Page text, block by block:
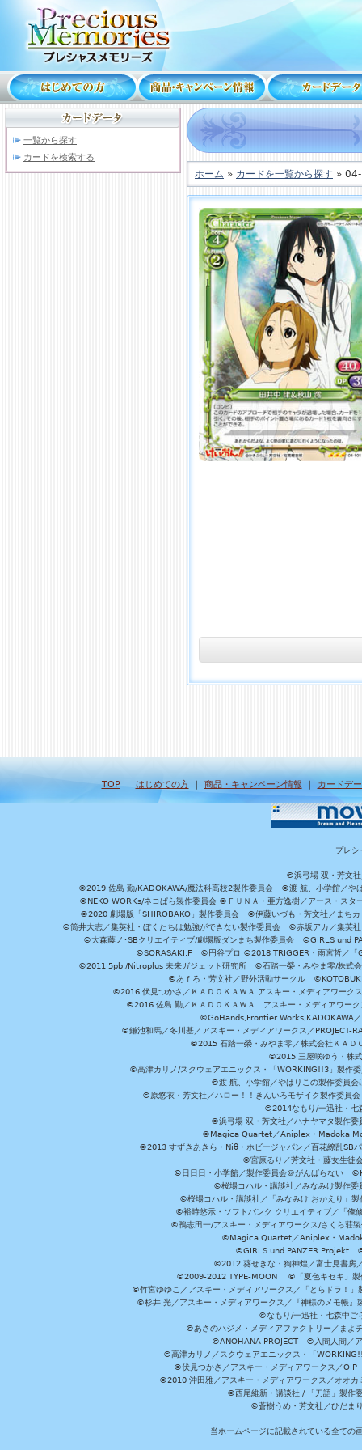
一覧から探す
カードを検索する
ホーム » カードを一覧から探す »
TOP｜ はじめての方｜ 商品・キャンペーン情報 ｜ カードデ
プレシ
©浜弓場 双・芳文社
©2019 佐島 勤/KADOKAWA/魔法科高校2製作委員会 ©渡 航、小学館／や
©NEKO WORKs/ネコぱら製作委員会 ©ＦＵＮＡ・亜方逸樹／アース・ス
©2020 劇場版「SHIROBAKO」製作委員会 ©伊藤いづも・芳文社／まち
©筒井大志／集英社・ぼくたちは勉強ができない製作委員会 ©赤坂アカ／集英
©大森藤ノ･SBクリエイティブ/劇場版ダンまち製作委員会 ©GIRLS und
©SORASAKI.F ©円谷プロ ©2018 TRIGGER・雨宮哲／
©2011 5pb./Nitroplus 未来ガジェット研究所 ©石踏一榮・みやま零/株式
©あｆろ・芳文社／野外活動サークル
©2016 伏見つかさ／ＫＡＤＯＫＡＷＡ アスキー・メディアワー
©2016 佐島 勤／ＫＡＤＯＫＡＷＡ アスキー・メディアワ
©GoHands,Frontier Works,KADOKAWA
©鎌池和馬／冬川基／アスキー・メディアワークス／
©2015 石踏一榮・みやま零／株式会社ＫＡＤ
©2015 三屋咲ゆう・株
©高津カリノ/スクウェアエニックス・「WORKING!!3」製作
©渡 航、小学館／やはりこの製作委員
©原悠衣・芳文社／ハロー！！きんいろモザイク製作委員
©2014なもり/一迅社・
©浜弓場 双・芳文社／ハナヤマタ製作
©Magica Quartet／Aniplex・Madoka
©2013 すずきあきら・Niθ・ホビージャパン／百花繚乱
©宮原るり／芳文社・藤女生徒
©日日日・小学館／製作委員会＠がんばらない
©桜場コハル・講談社／みなみけ製作
©桜場コハル・講談社／「みなみけ おかえり」
©裕時悠示・ソフトバンク クリエイティブ／「
©鴨志田一/アスキー・メディアワークス/さく
©Magica Quartet／Aniplex・
©GIRLS und PANZER Projekt ©
©2012 葵せきな・狗神煌／富士見書
©2009-2012 TYPE-MOON ©「夏色キセキ」製
©竹宮ゆゆこ／アスキー・メディアワークス／「とらドラ！
©杉井 光／アスキー・メディアワークス／『神様のメモ帳
©なもり/一迅社・七森中
©あさのハジメ・メディアファクトリー／ま
©ANOHANA PROJECT ©入間人間／ア
©高津カリノ／スクウェアエニックス・「
©伏見つかさ／アスキー・メディアワークス／
©2010 沖田雅／アスキー・メディアワークス／オオ
©西尾維新・講談社 / 「刀語」製作
©蒼樹うめ・芳文社／ひだま
当ホームページに記載されている全ての